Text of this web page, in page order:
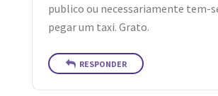
publico ou necessariamente tem-
pegar um taxi. Grato.
RESPONDER